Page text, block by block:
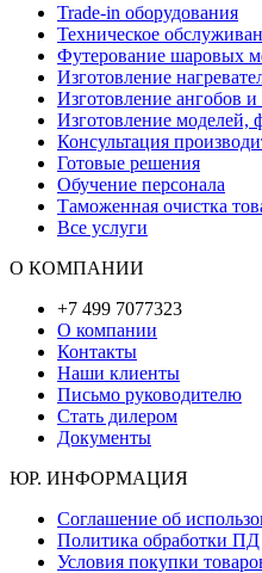
Trade-in оборудования
Техническое
Футерование шаровых
Изготовление
Изготовление ангобов и
Изготовление моделей,
Консультация
Готовые решения
Обучение персонала
Таможенная очистка
Все услуги
О КОМПАНИИ
+7 499 7077323
О компании
Контакты
Наши клиенты
Письмо руководителю
Стать дилером
Документы
ЮР. ИНФОРМАЦИЯ
Соглашение об
Политика обработки ПД
Условия покупки